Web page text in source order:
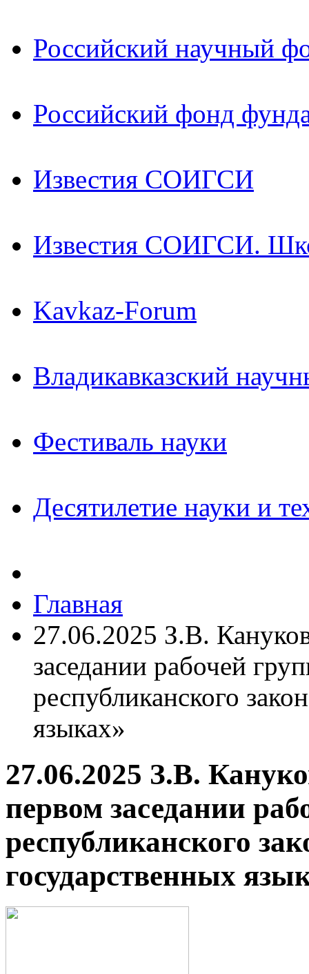
Российский научный
Российский фонд
Известия СОИГСИ
Известия СОИГСИ.
Kavkaz-Forum
Владикавказский
Фестиваль науки
Десятилетие науки и
Главная
27.06.2025 З.В.
заседании рабочей
республиканского
языках»
27.06.2025 З.В.
первом заседании
республиканского
государственных